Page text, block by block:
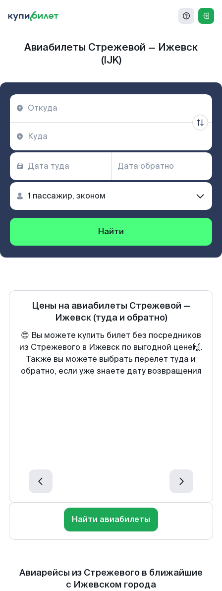
Авиабилеты Стрежевой — Ижевск
(IJK)
Найти
Цены на авиабилеты Стрежевой —
Ижевск (туда и обратно)
😍 Вы можете купить билет без посредников
из Стрежевого в Ижевск по выгодной цене🙌.
Также вы можете выбрать перелет туда и
обратно, если уже знаете дату возвращения
Найти авиабилеты
Авиарейсы из Стрежевого в ближайшие
с Ижевском города